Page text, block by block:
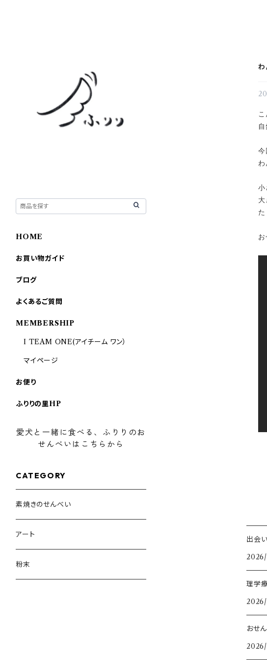
わ
今
小
た
お
出会
理学
おせ
HOME
お買い物ガイド
ブログ
よくあるご質問
MEMBERSHIP
I TEAM ONE(アイチーム ワン）
マイページ
お便り
ふりりの里HP
愛犬と一緒に食べる、ふりりのお
せんべいはこちらから
CATEGORY
素焼きのせんべい
アート
粉末